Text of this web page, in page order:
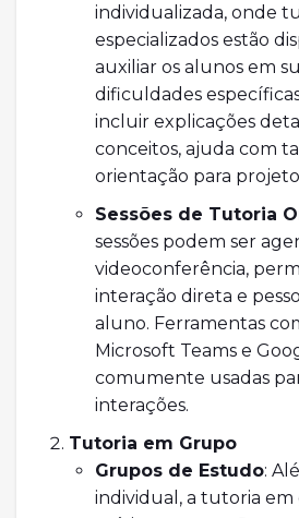
individualizada, onde
especializados estão
auxiliar os alunos em
dificuldades
incluir explicações
conceitos, ajuda com
orientação para
Sessões de Tutoria
sessões podem ser
videoconferência,
interação direta e
aluno. Ferramentas
Microsoft Teams e
comumente usadas
interações.
Tutoria em Grupo
Grupos de Estudo:
individual, a tutoria